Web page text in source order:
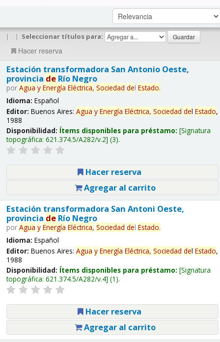
| | Seleccionar títulos para:
Hacer reserva
Estación transformadora San Antonio Oeste,
provincia deRío Negro
por Agua y Energía Eléctrica, Sociedad del Estado.
Idioma: Español
Editor: Buenos Aires: Agua y Energía Eléctrica, Sociedad del Estado,
1988
Disponibilidad: Ítems disponibles para préstamo: Signatura
topográfica: 621.374.5/A282/v.2 (3).
Hacer reserva
Agregar al carrito
Estación transformadora San Antoni Oeste,
provincia deRío Negro
por Agua y Energía Eléctrica, Sociedad del Estado.
Idioma: Español
Editor: Buenos Aires: Agua y Energía Eléctrica, Sociedad del Estado,
1988
Disponibilidad: Ítems disponibles para préstamo: Signatura
topográfica: 621.374.5/A282/v.4 (1).
Hacer reserva
Agregar al carrito